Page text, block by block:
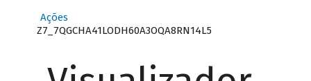
Ações
Z7_7QGCHA41LODH60A3OQA8RN14L5